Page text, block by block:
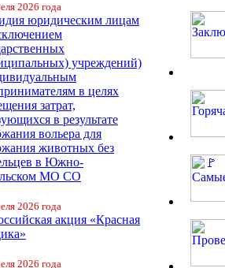
2026 года
юридическим лицам
учреждений)
в целях
затрат,
в результате
вольера для
животных без
в Южно-
МО СО
2026 года
акция «Красная
2026 года